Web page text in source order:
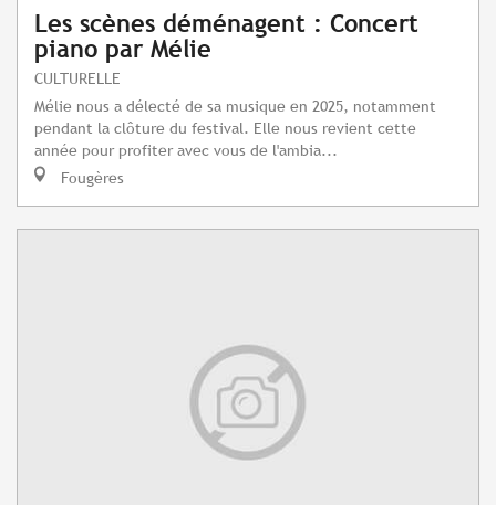
Les scènes déménagent : Concert
piano par Mélie
CULTURELLE
Mélie nous a délecté de sa musique en 2025, notamment
pendant la clôture du festival. Elle nous revient cette
année pour profiter avec vous de l'ambia...
Fougères